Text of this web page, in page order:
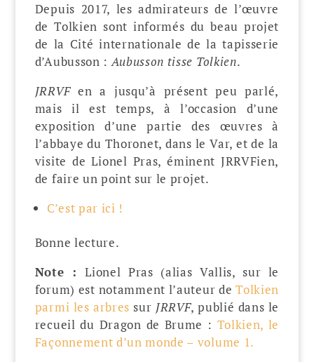
Depuis 2017, les admirateurs de l’œuvre
de Tolkien sont informés du beau projet
de la Cité internationale de la tapisserie
d’Aubusson :Aubusson tisse Tolkien.
JRRVFen a jusqu’à présent peu parlé,
mais il est temps, à l’occasion d’une
exposition d’une partie des œuvres à
l’abbaye du Thoronet, dans le Var, et de la
visite de Lionel Pras, éminent JRRVFien,
de faire un point sur le projet.
C’est par ici !
Bonne lecture.
Note :Lionel Pras (alias Vallis, sur le
forum) est notamment l’auteur de Tolkien
parmi les arbres sur JRRVF, publié dans le
recueil du Dragon de Brume : Tolkien, le
Façonnement d’un monde – volume 1.